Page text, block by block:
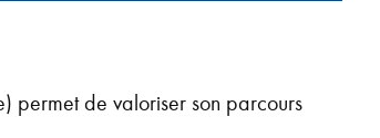
permet de valoriser son parcours